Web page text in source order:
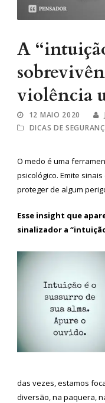
A
violência
12 MAIO 2020
DICAS DE
O medo é uma
psicológico. Emite
proteger de algum
Esse insight que
sinalizador a
das vezes, estamos
diversão, na paquera,